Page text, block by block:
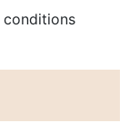
conditions